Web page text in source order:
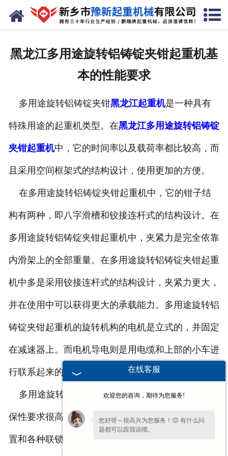
网站首页
资质荣誉
工程案例
联系我们
黑龙江多用途旋转铝铸锭夹钳起重机基
本的性能要求
多用途旋转铝铸锭夹钳黑龙江起重机是一种具有
特殊用途的起重机类型。在黑龙江多用途旋转铝铸锭
夹钳起重机中，它的时间率以及载荷率都比较高，而
且采用空间框架式的结构设计，使用更加的方便。
在多用途旋转铝铸锭夹钳起重机中，它的钳子结
构有两种，即八字滑槽和铰接连杆式的结构设计。在
多用途旋转铝铸锭夹钳起重机中，夹紧力是完全依靠
内滑架上的全部重量。在多用途旋转铝铸锭夹钳起重
机中多是采用铰接连杆式的结构设计，夹紧力更大，
并在使用中可以获得更大的承载能力。多用途旋转铝
铸锭夹钳起重机的旋转机构的电机是立式的，并固定
在减速器上。而电机导电则是用电缆和上部的小车进
行联系起来的。
多用途旋转铝铸锭夹钳起重机在使用中，对于安
保性要求很高，因此通常会配备有各种的安保保护装
置和各种联锁控制等。并且多用途旋转铝铸锭夹钳起
在线客服
欢迎您的咨询，期待为您服务!
您好呀～很高兴为您服务！😊 有什么问
题都可以跟我说哦。